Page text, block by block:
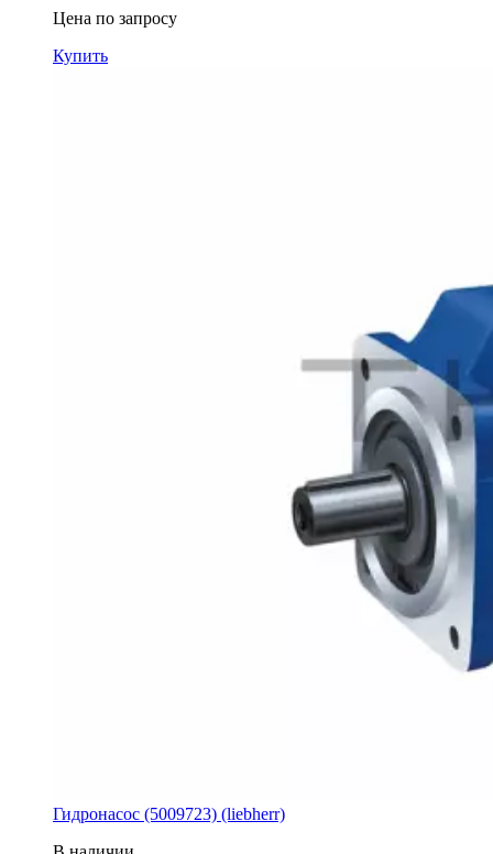
Цена по запросу
Купить
Гидронасос (5009723) (liebherr)